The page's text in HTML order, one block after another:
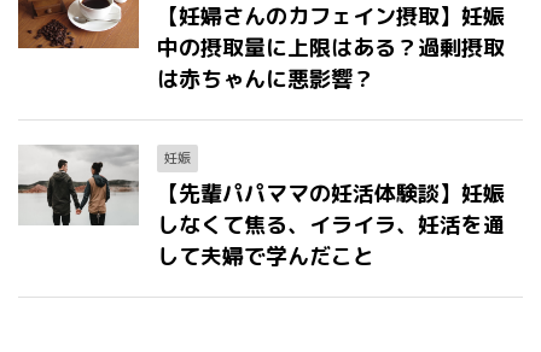
【妊婦さんのカフェイン摂取】妊娠
中の摂取量に上限はある？過剰摂取
は赤ちゃんに悪影響？
妊娠
【先輩パパママの妊活体験談】妊娠
しなくて焦る、イライラ、妊活を通
して夫婦で学んだこと